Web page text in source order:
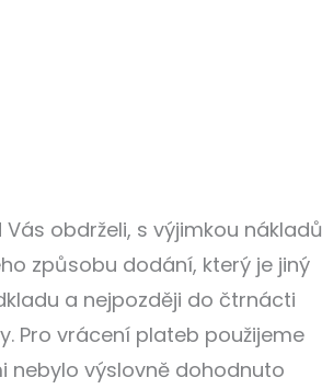
obdrželi, s výjimkou nákladů
způsobu dodání, který je jiný
a nejpozději do čtrnácti
Pro vrácení plateb použijeme
nebylo výslovně dohodnuto